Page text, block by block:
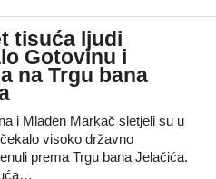
tisuća ljudi
Gotovinu i
na Trgu bana
i Mladen Markač sletjeli su u
visoko državno
prema Trgu bana Jelačića.